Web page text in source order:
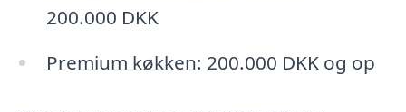
200.000 DKK
Premium køkken: 200.000 DKK og op